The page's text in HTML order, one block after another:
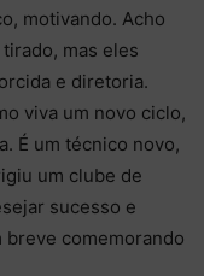
motivando. Acho
mas eles
e diretoria.
viva um novo ciclo,
É um técnico novo,
um clube de
sucesso e
breve comemorando